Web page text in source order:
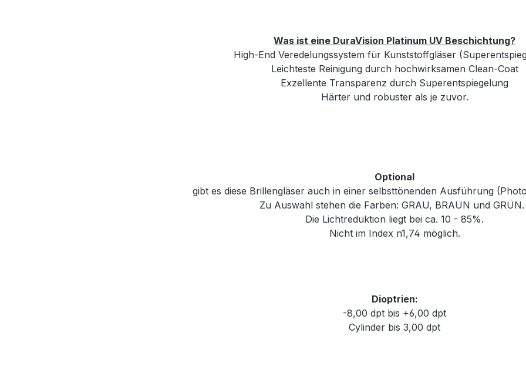
Was ist eine DuraVision Platinum UV Beschichtung?
High-End Veredelungssystem für Kunststoffgläser
Leichteste Reinigung durch hochwirksamen Clean-Coat
Exzellente Transparenz durch Superentspiegelung
Härter und robuster als je zuvor.
Optional
gibt es diese Brillengläser auch in einer selbsttönenden Ausführung
Zu Auswahl stehen die Farben: GRAU, BRAUN und GRÜN.
Die Lichtreduktion liegt bei ca. 10 - 85%.
Nicht im Index n1,74 möglich.
Dioptrien:
-8,00 dpt bis +6,00 dpt
Cylinder bis 3,00 dpt